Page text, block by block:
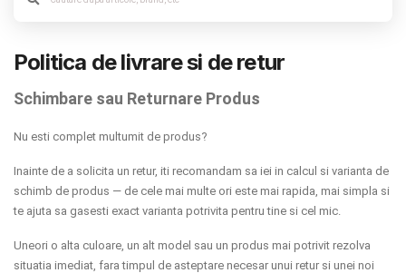
Politica de livrare si de retur
Schimbare sau Returnare Produs
Nu esti complet multumit de produs?
Inainte de a solicita un retur, iti recomandam sa iei in calcul si varianta de
schimb de produs — de cele mai multe ori este mai rapida, mai simpla si
te ajuta sa gasesti exact varianta potrivita pentru tine si cel mic.
Uneori o alta culoare, un alt model sau un produs mai potrivit rezolva
situatia imediat, fara timpul de asteptare necesar unui retur si unei noi